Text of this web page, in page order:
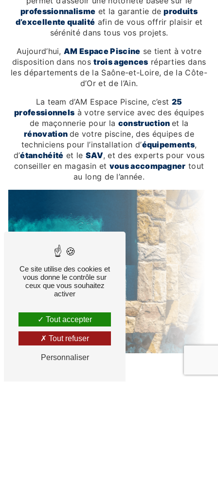
professionnalisme et la garantie deproduits
d’excellente qualité afin de vous offrir plaisir et
sérénité dans tous vos projets.
Aujourd’hui,AM Espace Piscine se tient à votre
disposition dans nostrois agences réparties dans
les départements de la Saône-et-Loire, de la Côte-
d’Or et de l’Ain.
La team d’AM Espace Piscine, c’est 25
professionnels à votre service avec des équipes
de maçonnerie pour la construction et la
rénovation de votre piscine, des équipes de
techniciens pour l’installation d’équipements,
d’étanchéité et le SAV, et des experts pour vous
conseiller en magasin et vous accompagner tout
au long de l’année.
Ce site utilise des cookies et
vous donne le contrôle sur
ceux que vous souhaitez
activer
Tout accepter
Tout refuser
Personnaliser